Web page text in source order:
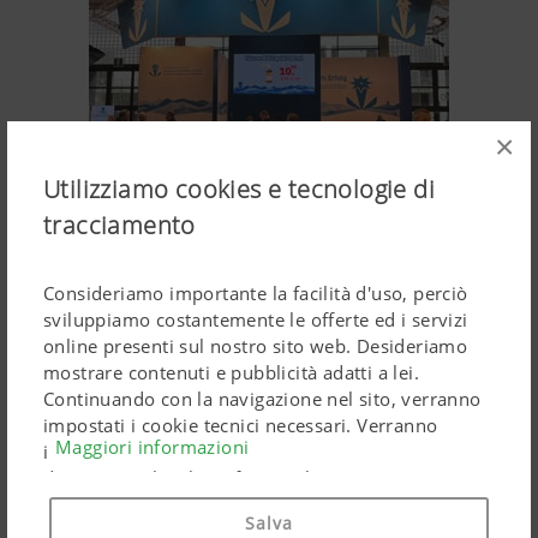
×
Utilizziamo cookies e tecnologie di
tracciamento
Consideriamo importante la facilità d'uso, perciò
sviluppiamo costantemente le offerte ed i servizi
online presenti sul nostro sito web. Desideriamo
mostrare contenuti e pubblicità adatti a lei.
Continuando con la navigazione nel sito, verranno
impostati i cookie tecnici necessari. Verranno
impiegati prodotti di Google Marketing riguardanti
dati personali solo se fornirà il suo pieno consenso
("Acconsento a tutti"). Potrà anche effettuare
impostazioni personalizzate tramite le caselle di
Maggiori informazioni
Salva